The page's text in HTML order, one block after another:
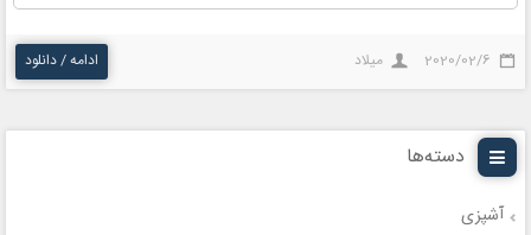
2020/02/6 میلاد ادامه / دانلود
دسته‌ها
آشپزی